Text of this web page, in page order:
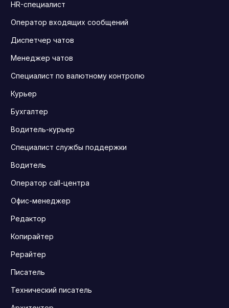
HR-специалист
Оператор входящих сообщений
Диспетчер чатов
Менеджер чатов
Специалист по валютному контролю
Курьер
Бухгалтер
Водитель-курьер
Специалист службы поддержки
Водитель
Оператор call-центра
Офис-менеджер
Редактор
Копирайтер
Рерайтер
Писатель
Технический писатель